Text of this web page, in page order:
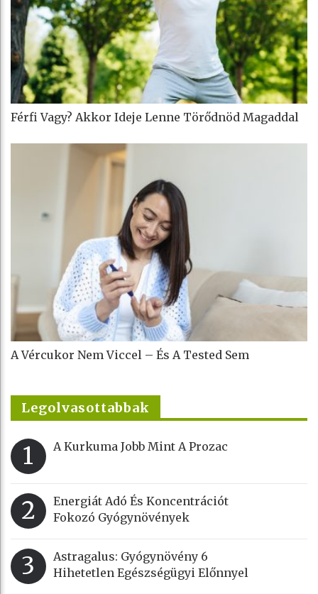
Férfi Vagy? Akkor Ideje Lenne Törődnöd Magaddal
A Vércukor Nem Viccel – És A Tested Sem
Legolvasottabbak
1 A Kurkuma Jobb Mint A Prozac
2
Energiát Adó És Koncentrációt
Fokozó Gyógynövények
3
Astragalus: Gyógynövény 6
Hihetetlen Egészségügyi Előnnyel